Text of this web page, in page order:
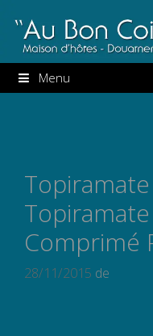
au
contenu
Menu
Comprimé
28/11/2015 de